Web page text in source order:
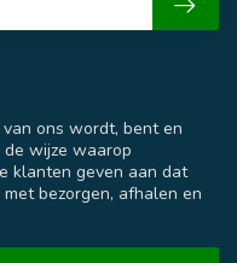
ons wordt, bent en
wijze waarop
klanten geven aan dat
bezorgen, afhalen en